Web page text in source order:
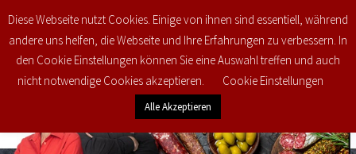
€0,00 0
Diese Webseite nutzt Cookies. Einige von ihnen sind essentiell, während
andere uns helfen, die Webseite und Ihre Erfahrungen zu verbessern. In
den Cookie Einstellungen können Sie eine Auswahl treffen und auch
nicht notwendige Cookies akzeptieren.
Cookie Einstellungen
Alle Akzeptieren